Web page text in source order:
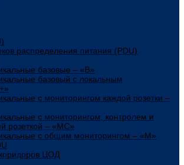
распределения питания (PDU)
базовые – «В»
базовый с локальным
с мониторингом каждой розетки –
с мониторингом, контролем и
розеткой – «МС»
с общим мониторингом – «М»
ЦОД